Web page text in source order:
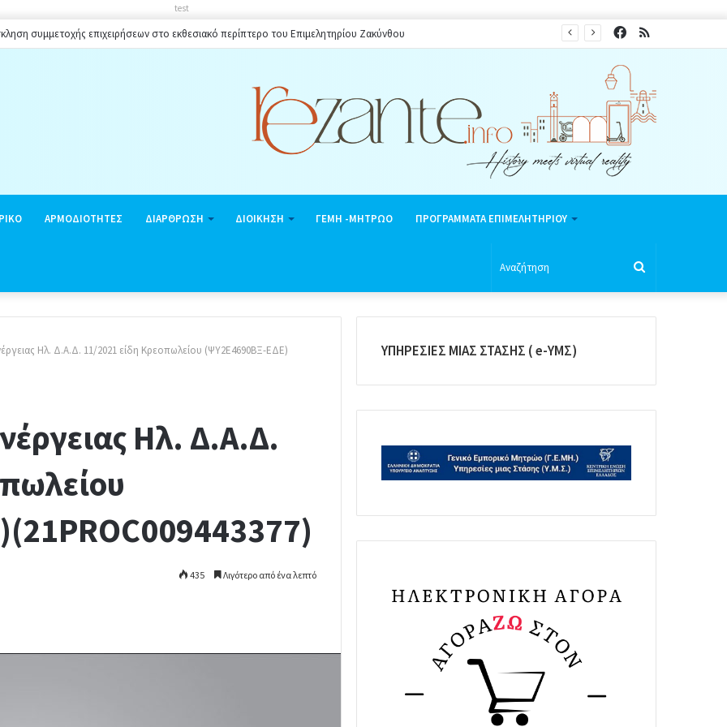
test
συμμετοχής επιχειρήσεων στο εκθεσιακό περίπτερο του Επιμελητηρίου Ζακύνθου RSS
Facebook
ΑΡΜΟΔΙΟΤΗΤΕΣ ΔΙΑΡΘΡΩΣΗ ΔΙΟΙΚΗΣΗ ΓΕΜΗ -ΜΗΤΡΩΟ ΠΡΟΓΡΑΜΜΑΤΑ ΕΠΙΜΕΛΗΤΗΡΙΟΥ
Ηλ. Δ.Α.Δ. 11/2021 είδη Κρεοπωλείου (ΨΥ2Ε4690ΒΞ-ΕΔΕ)
Ηλ. Δ.Α.Δ.
435 Λιγότερο από ένα λεπτό
ΥΠΗΡΕΣΙΕΣ ΜΙΑΣ ΣΤΑΣΗΣ ( e-ΥΜΣ)